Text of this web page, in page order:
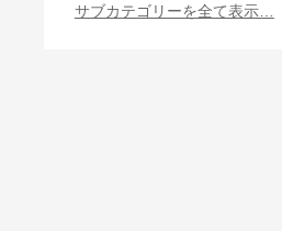
サブカテゴリーを全て表示…